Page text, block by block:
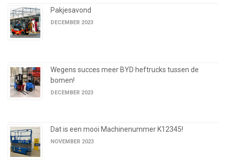
Pakjesavond
DECEMBER 2023
Wegens succes meer BYD heftrucks tussen de
bomen!
DECEMBER 2023
Dat is een mooi Machinenummer K12345!
NOVEMBER 2023